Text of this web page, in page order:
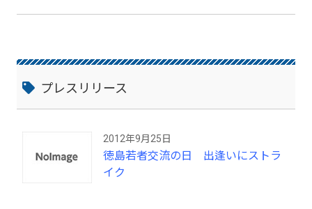
トとイベント企画の両輪化を目指す！
【詳細】 コワーキングスペースは、単に
「場」ではなく人と人を結ぶ地域の人あり
きです。 そこに、マッチングシステム（等
により 円滑にマッチングが進みます。 お
互いの提供できる価値と問題点を解決出来
るサービス価値を瞬時に見える化して 洗
い出し次のステップに進む方向付けをしま
プレスリリース
2012年9月25日
徳島若者交流の日 出逢いにストラ
イク